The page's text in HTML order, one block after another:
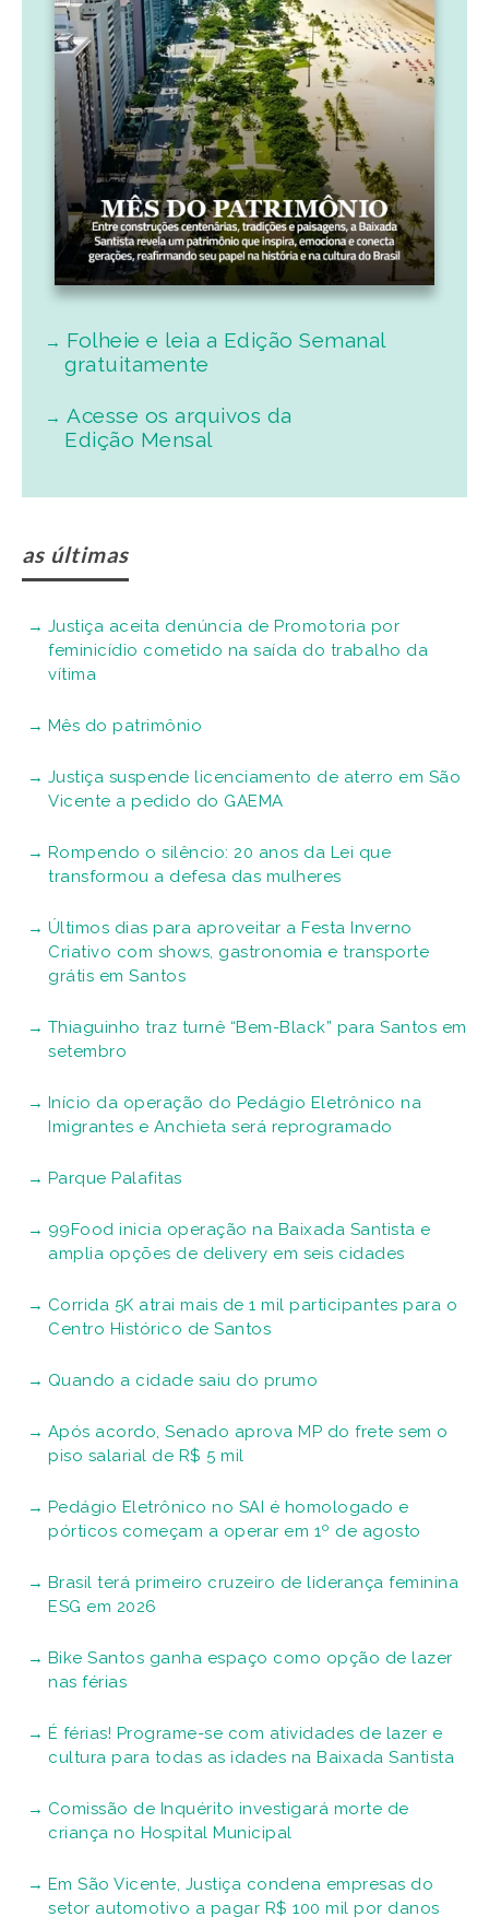
Folheie e leia a Edição Semanal
gratuitamente
Acesse os arquivos da
Edição Mensal
as últimas
Justiça aceita denúncia de Promotoria por
feminicídio cometido na saída do trabalho da
vítima
Mês do patrimônio
Justiça suspende licenciamento de aterro em São
Vicente a pedido do GAEMA
Rompendo o silêncio: 20 anos da Lei que
transformou a defesa das mulheres
Últimos dias para aproveitar a Festa Inverno
Criativo com shows, gastronomia e transporte
grátis em Santos
Thiaguinho traz turnê “Bem-Black” para Santos em
setembro
Início da operação do Pedágio Eletrônico na
Imigrantes e Anchieta será reprogramado
Parque Palafitas
99Food inicia operação na Baixada Santista e
amplia opções de delivery em seis cidades
Corrida 5K atrai mais de 1 mil participantes para o
Centro Histórico de Santos
Quando a cidade saiu do prumo
Após acordo, Senado aprova MP do frete sem o
piso salarial de R$ 5 mil
Pedágio Eletrônico no SAI é homologado e
pórticos começam a operar em 1º de agosto
Brasil terá primeiro cruzeiro de liderança feminina
ESG em 2026
Bike Santos ganha espaço como opção de lazer
nas férias
É férias! Programe-se com atividades de lazer e
cultura para todas as idades na Baixada Santista
Comissão de Inquérito investigará morte de
criança no Hospital Municipal
Em São Vicente, Justiça condena empresas do
setor automotivo a pagar R$ 100 mil por danos